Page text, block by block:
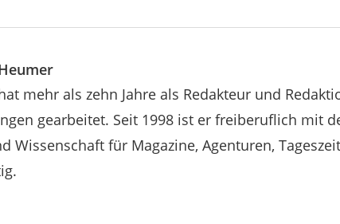
mehr als zehn Jahre als Redakteur und
gearbeitet. Seit 1998 ist er freiberuflich mit
Wissenschaft für Magazine, Agenturen,